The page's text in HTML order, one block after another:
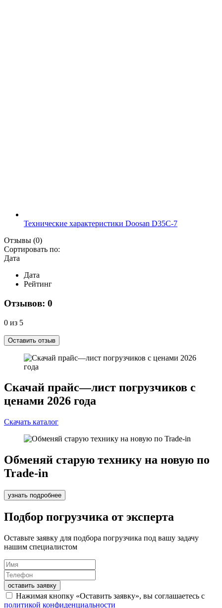
Технические характеристики Doosan D35C-7
Отзывы (0)
Сортировать по:
Дата
Дата
Рейтинг
Отзывов: 0
0 из 5
Оставить отзыв
Скачай прайс—лист погрузчиков с
ценами 2026 года
Скачать каталог
Обменяй старую технику на новую по
Trade-in
узнать подробнее
Подбор погрузчика от эксперта
Оставьте заявку для подбора погрузчика под вашу задачу
нашим специалистом
оставить заявку
Нажимая кнопку «Оставить заявку», вы соглашаетесь с
политикой конфиденциальности